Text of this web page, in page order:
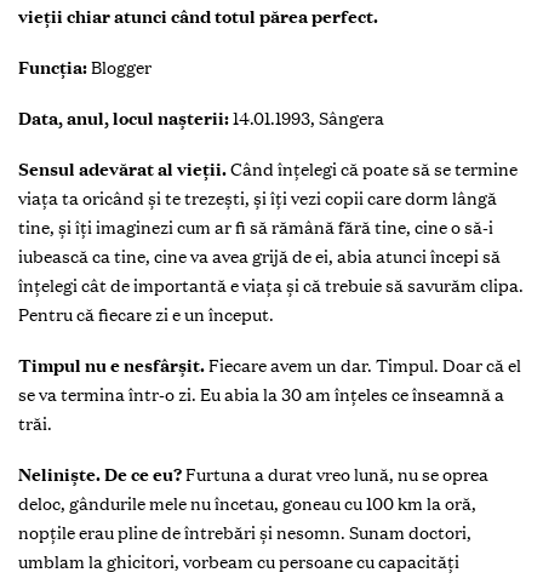
vieții chiar atunci când totul părea perfect.
Funcția:Blogger
Data, anul, locul nașterii:14.01.1993, Sângera
Sensul adevărat al vieții.Când înțelegi că poate să se termine
viața ta oricând și te trezești, și îți vezi copii care dorm lângă
tine, și îți imaginezi cum ar fi să rămână fără tine, cine o să-i
iubească ca tine, cine va avea grijă de ei, abia atunci începi să
înțelegi cât de importantă e viața și că trebuie să savurăm clipa.
Pentru că fiecare zi e un început.
Timpul nu e nesfârșit.Fiecare avem un dar. Timpul. Doar că el
se va termina într-o zi. Eu abia la 30 am înțeles ce înseamnă a
trăi.
Neliniște. De ce eu?Furtuna a durat vreo lună, nu se oprea
deloc, gândurile mele nu încetau, goneau cu 100 km la oră,
nopțile erau pline de întrebări și nesomn. Sunam doctori,
umblam la ghicitori, vorbeam cu persoane cu capacități